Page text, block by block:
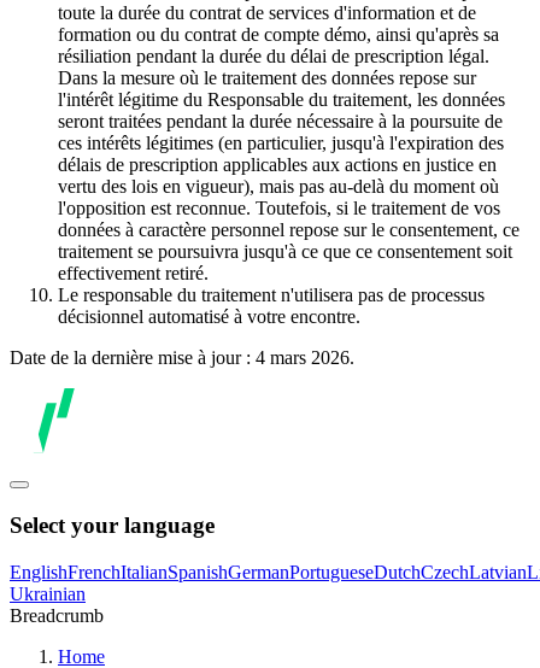
toute la durée du contrat de services d'information et de
formation ou du contrat de compte démo, ainsi qu'après sa
résiliation pendant la durée du délai de prescription légal.
Dans la mesure où le traitement des données repose sur
l'intérêt légitime du Responsable du traitement, les données
seront traitées pendant la durée nécessaire à la poursuite de
ces intérêts légitimes (en particulier, jusqu'à l'expiration des
délais de prescription applicables aux actions en justice en
vertu des lois en vigueur), mais pas au-delà du moment où
l'opposition est reconnue. Toutefois, si le traitement de vos
données à caractère personnel repose sur le consentement, ce
traitement se poursuivra jusqu'à ce que ce consentement soit
effectivement retiré.
Le responsable du traitement n'utilisera pas de processus
décisionnel automatisé à votre encontre.
Date de la dernière mise à jour : 4 mars 2026.
Select your language
EnglishFrenchItalianSpanishGermanPortugueseDutchCzechLatvian
Ukrainian
Breadcrumb
Home